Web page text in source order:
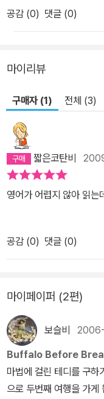
공감 (0) 댓글 (0)
마이리뷰
구매자 (1) 전체 (3)
짧은코탄비
영어가 어렵지 않아 읽는
공감 (0) 댓글 (0)
마이페이퍼 (2편)
보슬비
Buffalo Before
마법에 걸린 테디를 구하
으로 두번째 여행을 가